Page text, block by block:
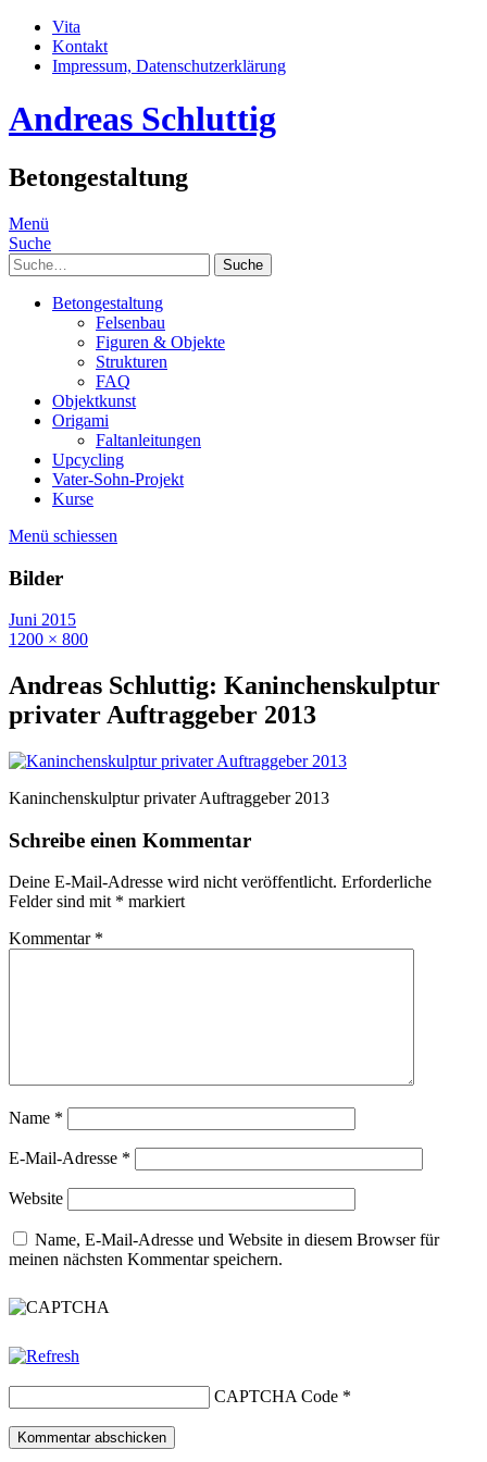
Vita
Kontakt
Impressum, Datenschutzerklärung
Andreas Schluttig
Betongestaltung
Menü
Suche
Suche
Betongestaltung
Felsenbau
Figuren & Objekte
Strukturen
FAQ
Objektkunst
Origami
Faltanleitungen
Upcycling
Vater-Sohn-Projekt
Kurse
Menü schiessen
Bilder
Juni 2015
1200 × 800
Andreas Schluttig: Kaninchenskulptur
privater Auftraggeber 2013
Kaninchenskulptur privater Auftraggeber 2013
Schreibe einen Kommentar
Deine E-Mail-Adresse wird nicht veröffentlicht. Erforderliche
Felder sind mit * markiert
Kommentar *
Name *
E-Mail-Adresse *
Website
Name, E-Mail-Adresse und Website in diesem Browser für
meinen nächsten Kommentar speichern.
CAPTCHA Code *